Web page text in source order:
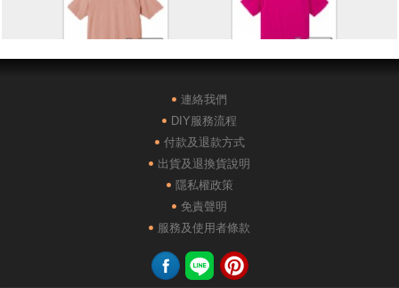
POLONE1純棉短袖POLO AG28000落肩重磅精梳棉
連絡我們
DIY服務流程
付款及退款方式
出貨及退換貨說明
隱私權政策
免責聲明
服務及使用者條款